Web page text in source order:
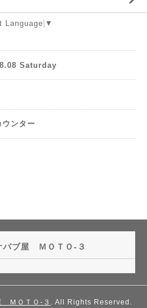
Language ▼
Saturday
ウンター
ブ屋 ＭＯＴＯ-３
ＭＯＴＯ-３ . All Rights Reserved.